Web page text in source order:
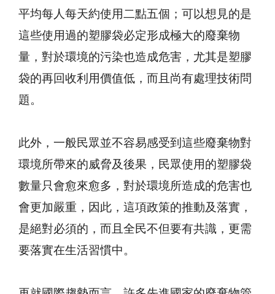
平均每人每天約使用二點五個；可以想見的是
這些使用過的塑膠袋必定形成極大的廢棄物
量，對於環境的污染也造成危害，尤其是塑膠
袋的再回收利用價值低，而且尚有處理技術問
題。
此外，一般民眾並不容易感受到這些廢棄物對
環境所帶來的威脅及後果，民眾使用的塑膠袋
數量只會愈來愈多，對於環境所造成的危害也
會更加嚴重，因此，這項政策的推動及落實，
是絕對必須的，而且全民不但要有共識，更需
要落實在生活習慣中。